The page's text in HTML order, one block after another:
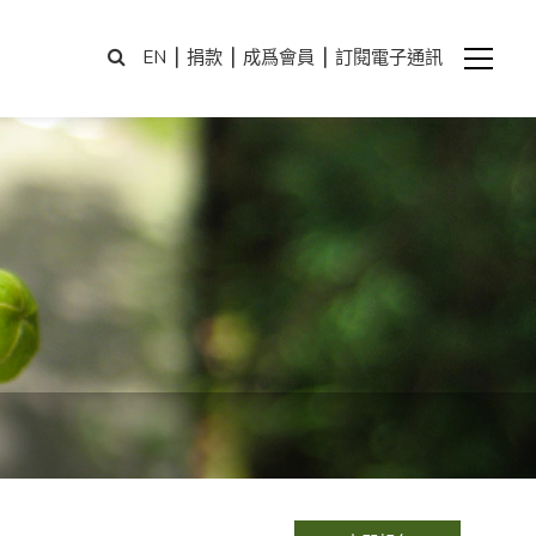
EN | 捐款 | 成爲會員 | 訂閱電子通訊